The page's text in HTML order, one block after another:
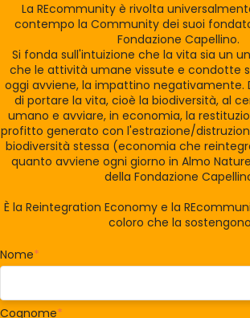
La REcommunity è rivolta
contempo la Community dei suoi
Fondazione Capellino.
Si fonda sull'intuizione che la vita sia un
che le attività umane vissute e condotte
oggi avviene, la impattino negativamente.
di portare la vita, cioè la biodiversità, al
umano e avviare, in economia, la
profitto generato con l'estrazione/
biodiversità stessa (economia che
quanto avviene ogni giorno in Almo
della Fondazione
È la Reintegration Economy e la
coloro che la sostengono
Nome*
Cognome*